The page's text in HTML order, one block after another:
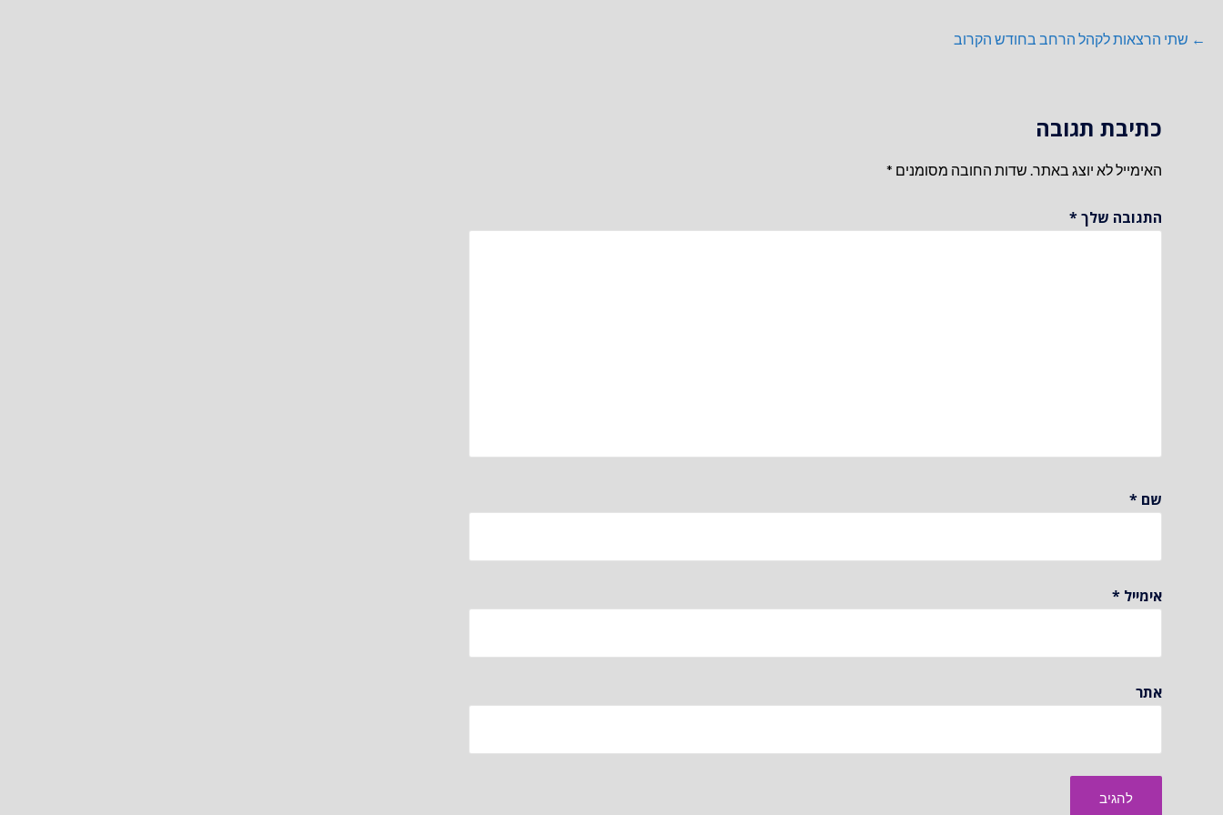
ניווט
← שתי הרצאות לקהל הרחב בחודש הקרוב
כתיבת תגובה
האימייל לא יוצג באתר. שדות החובה מסומנים *
התגובה שלך*
שם *
אימייל *
אתר